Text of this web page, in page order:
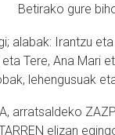
Betirako gure
alabak: Irantzu
Tere, Ana Mari
lehengusuak
arratsaldeko
elizan